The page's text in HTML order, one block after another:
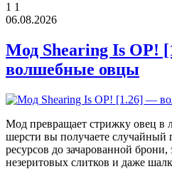
1 1
06.08.2026
Мод Shearing Is OP!
волшебные овцы
Мод превращает стрижку овец в
шерсти вы получаете
ресурсов до зачарованной брони,
незеритовых слитков и даже